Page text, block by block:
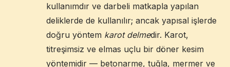
kullanımdır ve darbeli matkapla yapılan
deliklerde de kullanılır; ancak yapısal işlerde
doğru yöntem karot delmedir. Karot,
titreşimsiz ve elmas uçlu bir döner kesim
yöntemidir — betonarme, tuğla, mermer ve